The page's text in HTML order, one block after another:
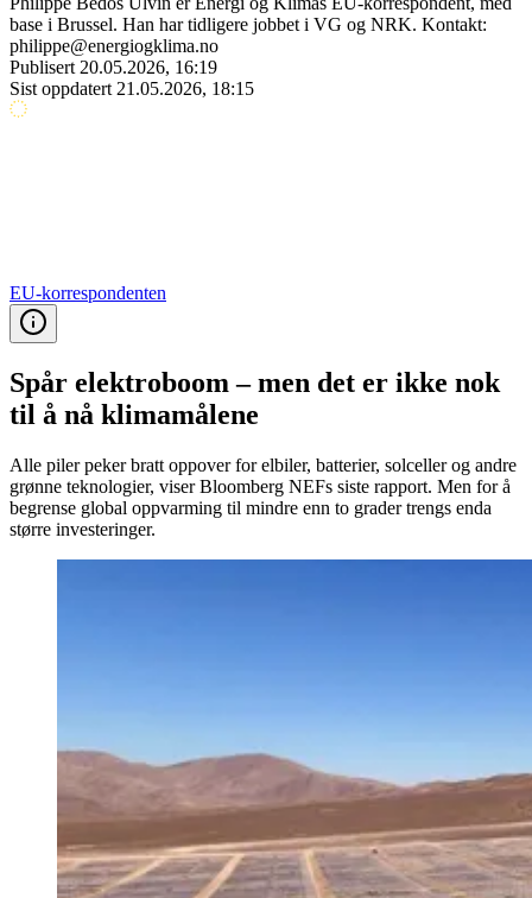
base i Brussel. Han har tidligere jobbet i VG og NRK. Kontakt:
philippe@energiogklima.no
Publisert 20.05.2026, 16:19
Sist oppdatert 21.05.2026, 18:15
EU-korrespondenten
Spår elektroboom – men det er ikke nok
til å nå klimamålene
Alle piler peker bratt oppover for elbiler, batterier, solceller og andre
grønne teknologier, viser Bloomberg NEFs siste rapport. Men for å
begrense global oppvarming til mindre enn to grader trengs enda
større investeringer.